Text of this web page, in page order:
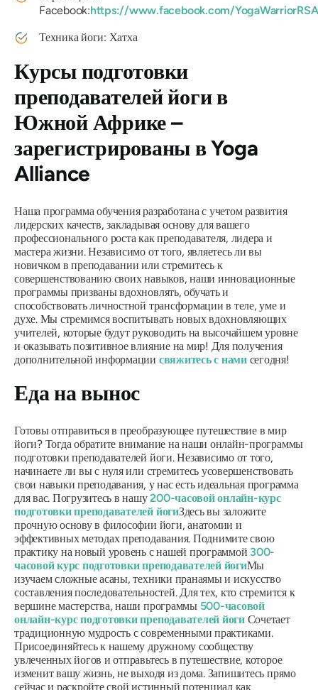
Facebook:https://www.facebook.com/
Техника йоги: Хатха
Курсы подготовки
преподавателей йоги в
Южной Африке –
зарегистрированы в Yoga
Alliance
Наша программа обучения разработана с учетом развития
лидерских качеств, закладывая основу для вашего
профессионального роста как преподавателя, лидера и
мастера жизни. Независимо от того, являетесь ли вы
новичком в преподавании или стремитесь к
совершенствованию своих навыков, наши инновационные
программы призваны вдохновлять, обучать и
способствовать личностной трансформации в теле, уме и
духе. Мы стремимся воспитывать новых вдохновляющих
учителей, которые будут руководить на высочайшем уровне
и оказывать позитивное влияние на мир! Для получения
дополнительной информации свяжитесь с намисегодня!
Еда на вынос
Готовы отправиться в преобразующее путешествие в мир
йоги? Тогда обратите внимание на наши онлайн-программы
подготовки преподавателей йоги. Независимо от того,
начинаете ли вы с нуля или стремитесь усовершенствовать
свои навыки преподавания, у нас есть идеальная программа
для вас. Погрузитесь в нашу200-часовой онлайн-курс
подготовки преподавателей йогиЗдесь вы заложите
прочную основу в философии йоги, анатомии и
эффективных методах преподавания. Поднимите свою
практику на новый уровень с нашей программой 300-
часовой курс подготовки преподавателей йогиМы
изучаем сложные асаны, техники пранаямы и искусство
составления последовательностей. Для тех, кто стремится к
вершине мастерства, наши программы 500-часовой
онлайн-курс подготовки преподавателей йогиСочетает
традиционную мудрость с современными практиками.
Присоединяйтесь к нашему дружному сообществу
увлеченных йогов и отправьтесь в путешествие, которое
изменит вашу жизнь, не выходя из дома. Запишитесь прямо
сейчас и раскройте свой истинный потенциал как